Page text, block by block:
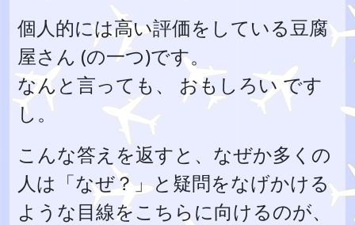
個人的には高い評価をしている豆腐
屋さん (の一つ)です。
なんと言っても、 おもしろい です
し。
こんな答えを返すと、なぜか多くの
人は「なぜ？」と疑問をなげかける
ような目線をこちらに向けるのが、